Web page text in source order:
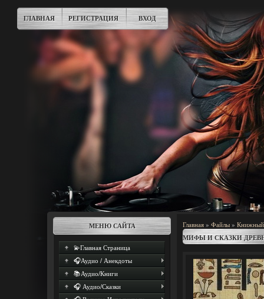
ГЛАВНАЯ РЕГИСТРАЦИЯ ВХОД
МЕНЮ САЙТА
💫Главная Страница
🎧Аудио / Анекдоты
📚Аудио/Книги
🎧 Аудио/Сказки
Главная » Файлы »
МИФЫ И СКАЗКИ